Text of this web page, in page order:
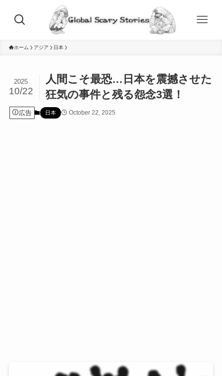
ホーム アジア 日本
人間こそ最恐…日本を震撼させた
狂気の事件と残る怨念3選！
2025
10/22
広告 日本 October 22, 2025